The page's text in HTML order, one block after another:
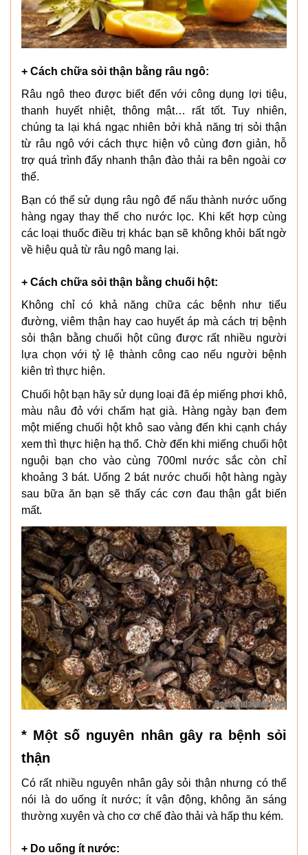
+ Cách chữa sỏi thận bằng râu ngô:
Râu ngô theo được biết đến với công dụng lợi tiệu,
thanh huyết nhiệt, thông mật… rất tốt. Tuy nhiên,
chúng ta lại khá ngạc nhiên bởi khả năng trị sỏi thận
từ râu ngô với cách thực hiện vô cùng đơn giản, hỗ
trợ quá trình đẩy nhanh thận đào thải ra bên ngoài cơ
thể.
Bạn có thể sử dụng râu ngô để nấu thành nước uống
hàng ngay thay thế cho nước lọc. Khi kết hợp cùng
các loại thuốc điều trị khác bạn sẽ không khỏi bất ngờ
về hiệu quả từ râu ngô mang lại.
+ Cách chữa sỏi thận bằng chuối hột:
Không chỉ có khả năng chữa các bệnh như tiểu
đường, viêm thận hay cao huyết áp mà cách trị bệnh
sỏi thận bằng chuối hột cũng được rất nhiều người
lựa chọn với tỷ lệ thành công cao nếu người bệnh
kiên trì thực hiện.
Chuối hột bạn hãy sử dụng loại đã ép miếng phơi khô,
màu nâu đỏ với chấm hạt già. Hàng ngày bạn đem
một miếng chuối hột khô sao vàng đến khi cạnh cháy
xem thì thực hiện hạ thổ. Chờ đến khi miếng chuối hột
nguội bạn cho vào cùng 700ml nước sắc còn chỉ
khoảng 3 bát. Uống 2 bát nước chuối hột hàng ngày
sau bữa ăn bạn sẽ thấy các cơn đau thận gắt biến
mất.
* Một số nguyên nhân gây ra bệnh sỏi
thận
Có rất nhiều nguyên nhân gây sỏi thận nhưng có thể
nói là do uống ít nước; ít vận động, không ăn sáng
thường xuyên và cho cơ chế đào thải và hấp thu kém.
+ Do uống ít nước: